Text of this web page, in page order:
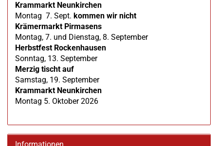
Krammarkt Neunkirchen
Montag 7. Sept. kommen wir nicht
Krämermarkt Pirmasens
Montag, 7. und Dienstag, 8. September
Herbstfest Rockenhausen
Sonntag, 13. September
Merzig tischt auf
Samstag, 19. September
Krammarkt Neunkirchen
Montag 5. Oktober 2026